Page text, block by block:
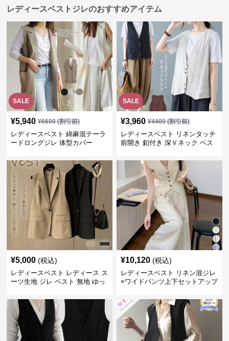
レディースベストジレのおすすめアイテム
SALE
¥5,940 ¥6600(割引前)
レディースベスト 綿麻混テーラ
ードロングジレ 体型カバー
SALE
¥3,960 ¥4400(割引前)
レディースベスト リネンタッチ
前開き 釦付き 深Ｖネック ベス
¥5,000 (税込)
レディースベスト レディース ス
ーツ生地 ジレ ベスト 無地 ゆっ
¥10,120 (税込)
レディースベスト リネン混ジレ
×ワイドパンツ上下セットアップ